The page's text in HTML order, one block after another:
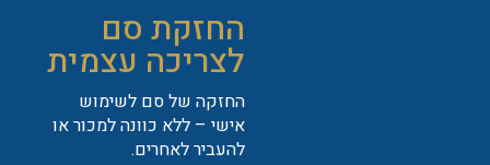
החזקת סם
לצריכה עצמית
החזקה של סם לשימוש
אישי – ללא כוונה למכור או
להעביר לאחרים.